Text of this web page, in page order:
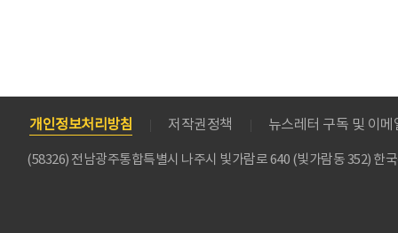
개인정보처리방침 저작권정책 뉴스레터 구독 및 이
(58326) 전남광주통합특별시 나주시 빛가람로 640 (빛가람동 352) 한